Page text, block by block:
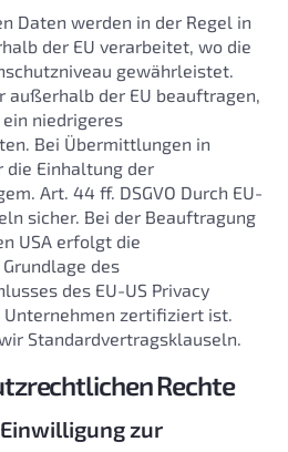
Daten werden in der Regel in
der EU verarbeitet, wo die
gewährleistet.
außerhalb der EU beauftragen,
niedrigeres
Bei Übermittlungen in
Einhaltung der
Art. 44 ff. DSGVO Durch EU-
sicher. Bei der Beauftragung
USA erfolgt die
des
des EU-US Privacy
Unternehmen zertifiziert ist.
Standardvertragsklauseln.
Rechte
zur